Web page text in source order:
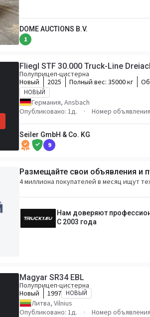
DOME AUCTIONS B.V.
1
Fliegl STF 30.000 Truck-Line
Полуприцеп-цистерна
Новый
2025 Полный вес: 35000 кг
НОВЫЙ
Германия, Ansbach
Опубликовано: 1д.
Номер
Seiler GmbH & Co. KG
9
Размещайте свои объявления и
4 миллиона покупателей в месяц ищут
Нам доверяют
С 2003 года
Magyar SR34 EBL
Полуприцеп-цистерна
Новый
1997 НОВЫЙ
Литва, Vilnius
Опубликовано: 1д.
Номер